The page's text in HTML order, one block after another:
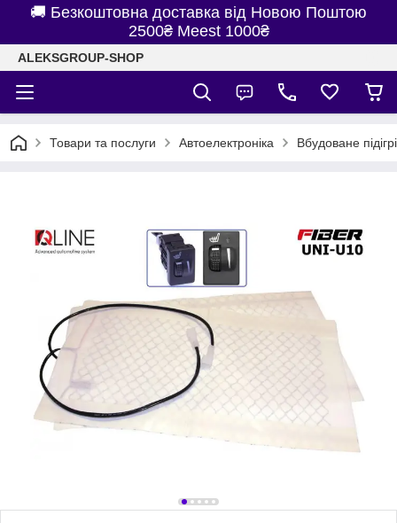
🚚 Безкоштовна доставка від Новою Поштою
2500₴ Meest 1000₴
ALEKSGROUP-SHOP
Товари та послуги Автоелектроніка Вбудоване